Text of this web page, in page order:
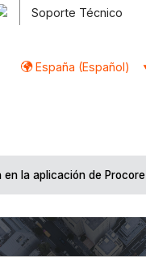
Soporte Técnico
España (Español)
en la aplicación de Procore